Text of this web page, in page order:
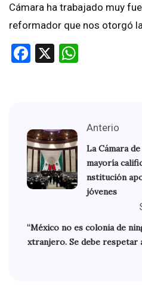
Cámara ha trabajado muy
reformador que nos otorgó
Facebook
X
Anterio
La Cámara
mayoría
nstitución
jóvenes
“México no es colonia de
xtranjero. Se debe respetar